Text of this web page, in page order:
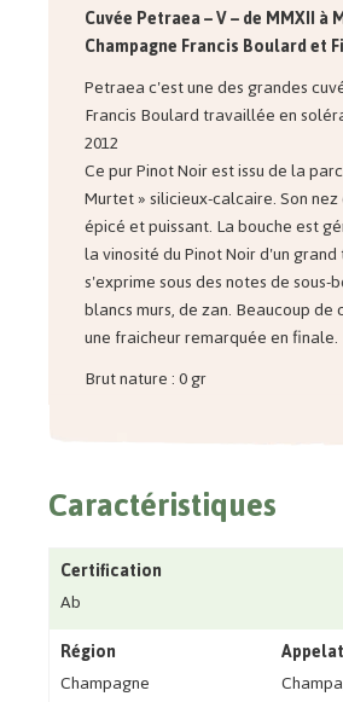
Cuvée Petraea – V – de MMXII à
Champagne Francis Boulard et
Petraea c'est une des grandes
Francis Boulard travaillée en
2012
Ce pur Pinot Noir est issu de la
Murtet » silicieux-calcaire. Son
épicé et puissant. La bouche est
la vinosité du Pinot Noir d'un
s'exprime sous des notes de sous-
blancs murs, de zan. Beaucoup
une fraicheur remarquée en finale.
Brut nature : 0 gr
Caractéristiques
Certification
Ab
Région
Champagne